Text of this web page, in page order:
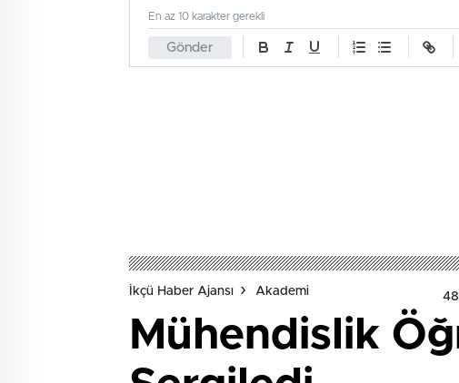
Gönder
En az 10 karakter gerekli
İkçü Haber Ajansı Akademi
Mühendislik